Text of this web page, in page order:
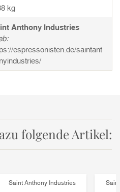
kg
Anthony Industries
espressonisten.de/saintant
folgende Artikel:
Saint Anthony Industries